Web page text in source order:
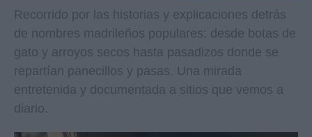
Recorrido por las historias y explicaciones detrás
de nombres madrileños populares: desde botas de
gato y arroyos secos hasta pasadizos donde se
repartían panecillos y pasas. Una mirada
entretenida y documentada a sitios que vemos a
diario.